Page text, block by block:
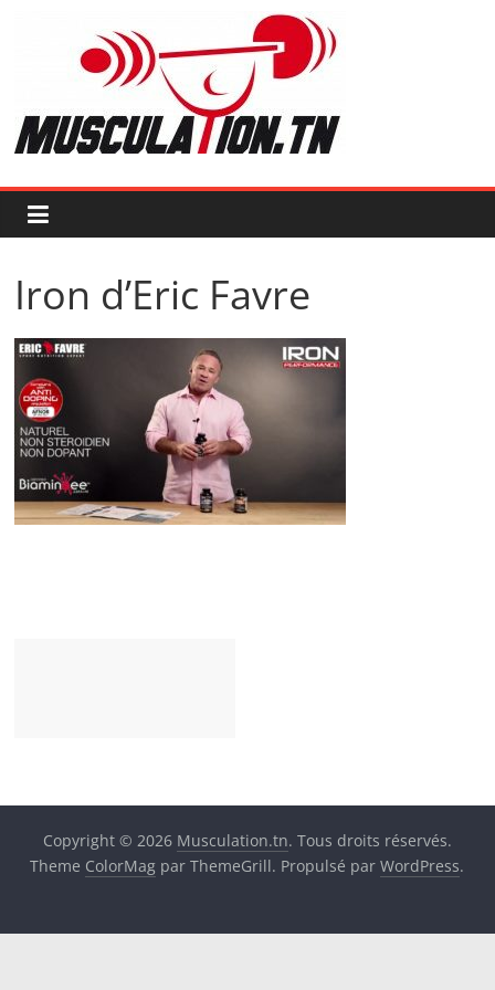
Musculation.tn
Pour
avoir
des
muscles
Iron d’Eric Favre
Copyright © 2026 Musculation.tn. Tous droits réservés.
Theme ColorMag par ThemeGrill. Propulsé parWordPress.